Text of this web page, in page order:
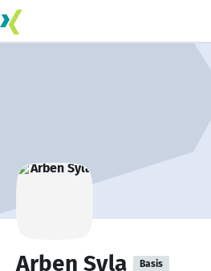
Arben Syla Basis